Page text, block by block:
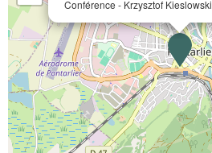
Conférence - Krzysztof